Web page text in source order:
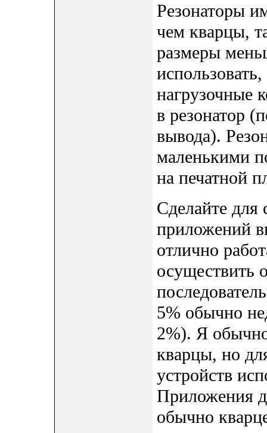
Резонаторы
чем кварцы,
размеры
нагрузочные
в резонатор
вывода).
маленькими
на печатной
Сделайте для
приложений
отлично
осуществить
5% обычно
2%). Я
кварцы, но
устройств
Приложения
обычно